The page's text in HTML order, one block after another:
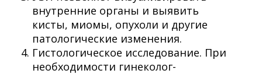
внутренние органы и выявить
кисты, миомы, опухоли и другие
патологические изменения.
Гистологическое исследование. При
необходимости гинеколог-